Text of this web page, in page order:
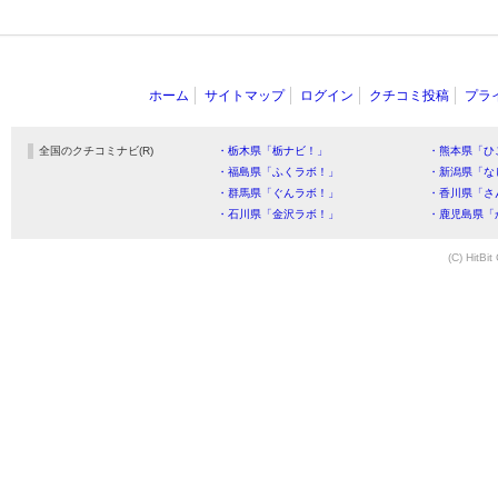
ホーム サイトマップ ログイン クチコミ投稿 プラ
全国のクチコミナビ(R) ・栃木県「栃ナビ！」
・熊本県「
・福島県「ふくラボ！」
・新潟県「
・群馬県「ぐんラボ！」
・香川県「
・石川県「金沢ラボ！」
・鹿児島県
(C) HitBit